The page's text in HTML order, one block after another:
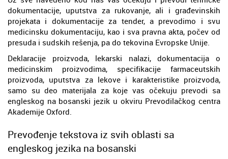
dokumentacije, uputstva za rukovanje, ali i građevinskih
projekata i dokumentacije za tender, a prevodimo i svu
medicinsku dokumentaciju, kao i sva pravna akta, počev od
presuda i sudskih rešenja, pa do tekovina Evropske Unije.
Deklaracije proizvoda, lekarski nalazi, dokumentacija o
medicinskim proizvodima, specifikacije farmaceutskih
proizvoda, uputstva za lekove i karakteristike proizvoda,
samo su deo materijala za koje vas očekuju prevodi sa
engleskog na bosanski jezik u okviru Prevodilačkog centra
Akademije Oxford.
Prevođenje tekstova iz svih oblasti sa
engleskog jezika na bosanski